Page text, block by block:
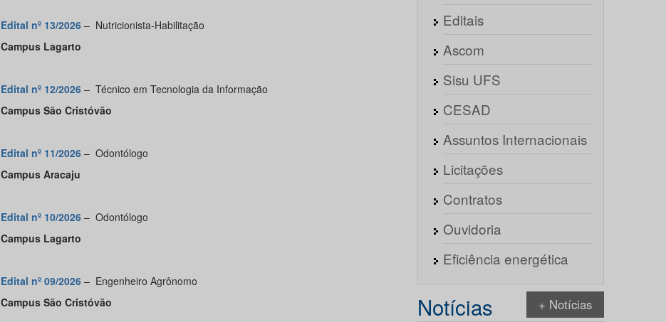
Edital nº 13/2026– Nutricionista-Habilitação
Campus Lagarto
Edital nº 12/2026– Técnico em Tecnologia da Informação
Campus São Cristóvão
Edital nº 11/2026– Odontólogo
Campus Aracaju
Edital nº 10/2026– Odontólogo
Campus Lagarto
Edital nº 09/2026– Engenheiro Agrônomo
Campus São Cristóvão
Editais
Ascom
Sisu UFS
CESAD
Assuntos Internacionais
Licitações
Contratos
Ouvidoria
Eficiência energética
Notícias + Notícias